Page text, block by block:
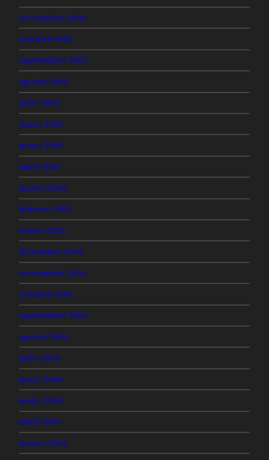
noviembre 2005
octubre 2005
septiembre 2005
agosto 2005
julio 2005
junio 2005
mayo 2005
abril 2005
marzo 2005
febrero 2005
enero 2005
diciembre 2004
noviembre 2004
octubre 2004
septiembre 2004
agosto 2004
julio 2004
junio 2004
mayo 2004
abril 2004
marzo 2004